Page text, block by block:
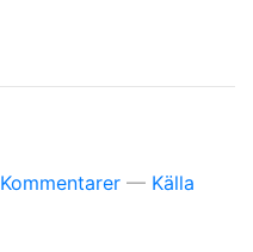
Kommentarer Källa